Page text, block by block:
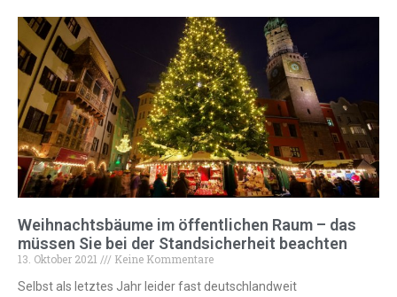
Weihnachtsbäume im öffentlichen Raum – das
müssen Sie bei der Standsicherheit beachten
13. Oktober 2021
Keine Kommentare
Selbst als letztes Jahr leider fast deutschlandweit